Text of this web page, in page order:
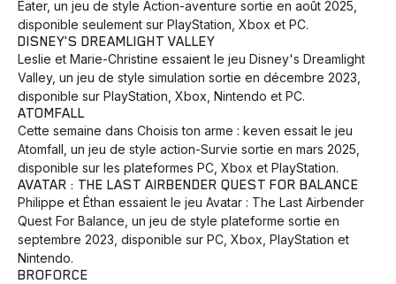
Eater, un jeu de style Action-aventure sortie en août 2025,
disponible seulement sur PlayStation, Xbox et PC.
DISNEY'S DREAMLIGHT VALLEY
Leslie et Marie-Christine essaient le jeu Disney's Dreamlight
Valley, un jeu de style simulation sortie en décembre 2023,
disponible sur PlayStation, Xbox, Nintendo et PC.
ATOMFALL
Cette semaine dans Choisis ton arme : keven essait le jeu
Atomfall, un jeu de style action-Survie sortie en mars 2025,
disponible sur les plateformes PC, Xbox et PlayStation.
AVATAR : THE LAST AIRBENDER QUEST FOR BALANCE
Philippe et Éthan essaient le jeu Avatar : The Last Airbender
Quest For Balance, un jeu de style plateforme sortie en
septembre 2023, disponible sur PC, Xbox, PlayStation et
Nintendo.
BROFORCE